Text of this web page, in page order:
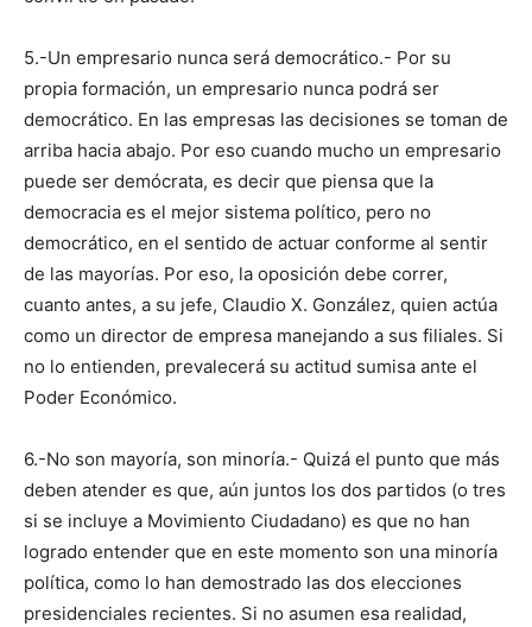
5.-Un empresario nunca será democrático.- Por su
propia formación, un empresario nunca podrá ser
democrático. En las empresas las decisiones se toman de
arriba hacia abajo. Por eso cuando mucho un empresario
puede ser demócrata, es decir que piensa que la
democracia es el mejor sistema político, pero no
democrático, en el sentido de actuar conforme al sentir
de las mayorías. Por eso, la oposición debe correr,
cuanto antes, a su jefe, Claudio X. González, quien actúa
como un director de empresa manejando a sus filiales. Si
no lo entienden, prevalecerá su actitud sumisa ante el
Poder Económico.
6.-No son mayoría, son minoría.- Quizá el punto que más
deben atender es que, aún juntos los dos partidos (o tres
si se incluye a Movimiento Ciudadano) es que no han
logrado entender que en este momento son una minoría
política, como lo han demostrado las dos elecciones
presidenciales recientes. Si no asumen esa realidad,